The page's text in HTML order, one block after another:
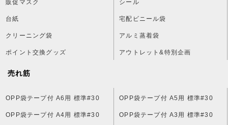
販促マスク シール
台紙 宅配ビニール袋
クリーニング袋 アルミ蒸着袋
ポイント交換グッズ アウトレット&特別企画
売れ筋
OPP袋テープ付 A6用 標準#30 OPP袋テープ付 A5用 標準#30
OPP袋テープ付 A4用 標準#30 OPP袋テープ付 A3用 標準#30